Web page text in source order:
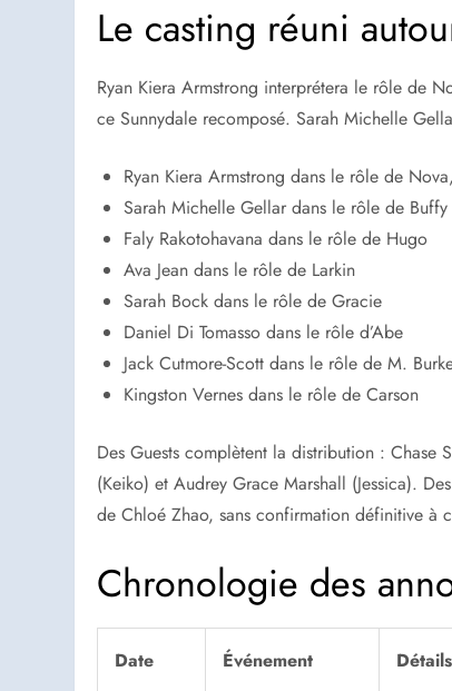
Le casting réuni
Ryan Kiera Armstrong interprétera le rôle de
ce Sunnydale recomposé. Sarah Michelle
Ryan Kiera Armstrong dans le rôle de
Sarah Michelle Gellar dans le rôle de Buffy
Faly Rakotohavana dans le rôle de Hugo
Ava Jean dans le rôle de Larkin
Sarah Bock dans le rôle de Gracie
Daniel Di Tomasso dans le rôle d’Abe
Jack Cutmore-Scott dans le rôle de M.
Kingston Vernes dans le rôle de Carson
Des Guests complètent la distribution : Chase
(Keiko) et Audrey Grace Marshall (Jessica).
de Chloé Zhao, sans confirmation définitive à
Chronologie des
Date Événement Détails